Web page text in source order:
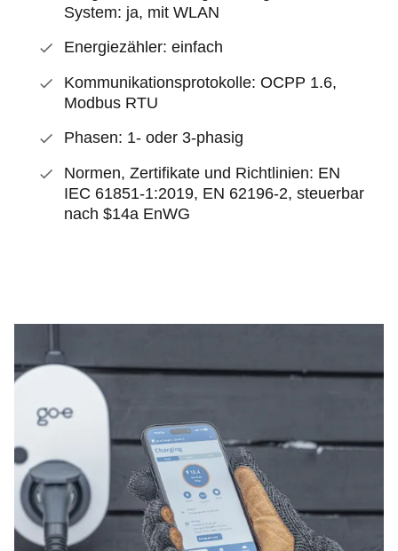
System: ja, mit WLAN
Energiezähler: einfach
Kommunikationsprotokolle: OCPP 1.6,
Modbus RTU
Phasen: 1- oder 3-phasig
Normen, Zertifikate und Richtlinien: EN
IEC 61851-1:2019, EN 62196-2, steuerbar
nach $14a EnWG